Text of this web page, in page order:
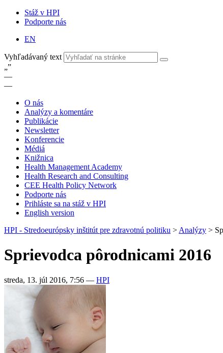
Stáž v HPI
Podporte nás
EN
Vyhľadávaný text
„”
—
—
O nás
Analýzy a komentáre
Publikácie
Newsletter
Konferencie
Médiá
Knižnica
Health Management Academy
Health Research and Consulting
CEE Health Policy Network
Podporte nás
Prihláste sa na stáž v HPI
English version
HPI - Stredoeurópsky inštitút pre zdravotnú politiku > Analýzy >
Sprievodca pôrodnicami 2016
streda, 13. júl 2016, 7:56 — HPI